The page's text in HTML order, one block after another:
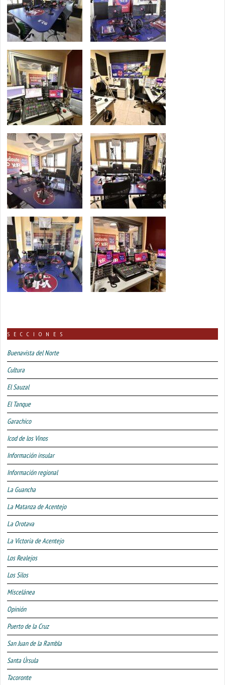
SECCIONES
Buenavista del Norte
Cultura
El Sauzal
El Tanque
Garachico
Icod de los Vinos
Información insular
Información regional
La Guancha
La Matanza de Acentejo
La Orotava
La Victoria de Acentejo
Los Realejos
Los Silos
Miscelánea
Opinión
Puerto de la Cruz
San Juan de la Rambla
Santa Úrsula
Tacoronte